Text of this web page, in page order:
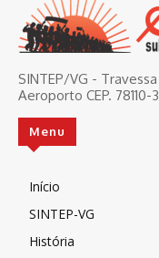
SINTEP/VG -
Aeroporto CEP. 78110-
Menu
Início
SINTEP-VG
História